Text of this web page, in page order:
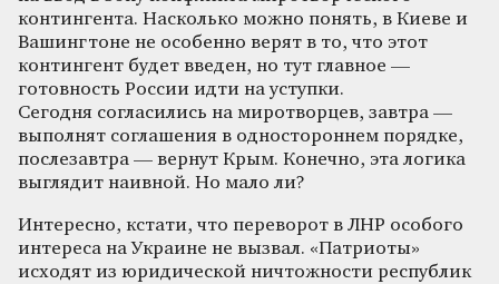
контингента. Насколько можно понять, в Киеве и
Вашингтоне не особенно верят в то, что этот
контингент будет введен, но тут главное —
готовность России идти на уступки.
Сегодня согласились на миротворцев, завтра —
выполнят соглашения в одностороннем порядке,
послезавтра — вернут Крым. Конечно, эта логика
выглядит наивной. Но мало ли?
Интересно, кстати, что переворот в ЛНР особого
интереса на Украине не вызвал. «Патриоты»
исходят из юридической ничтожности республик